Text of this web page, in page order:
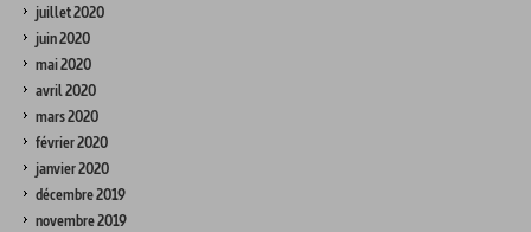
juillet 2020
juin 2020
mai 2020
avril 2020
mars 2020
février 2020
janvier 2020
décembre 2019
novembre 2019